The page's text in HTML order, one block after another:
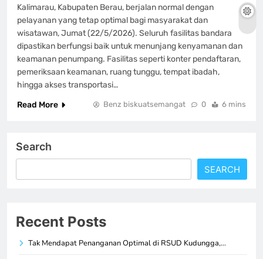
Kalimarau, Kabupaten Berau, berjalan normal dengan
pelayanan yang tetap optimal bagi masyarakat dan
wisatawan, Jumat (22/5/2026). Seluruh fasilitas bandara
dipastikan berfungsi baik untuk menunjang kenyamanan dan
keamanan penumpang. Fasilitas seperti konter pendaftaran,
pemeriksaan keamanan, ruang tunggu, tempat ibadah,
hingga akses transportasi…
Read More
Benz biskuatsemangat 0 6 mins
Search
SEARCH
Recent Posts
Tak Mendapat Penanganan Optimal di RSUD Kudungga,…